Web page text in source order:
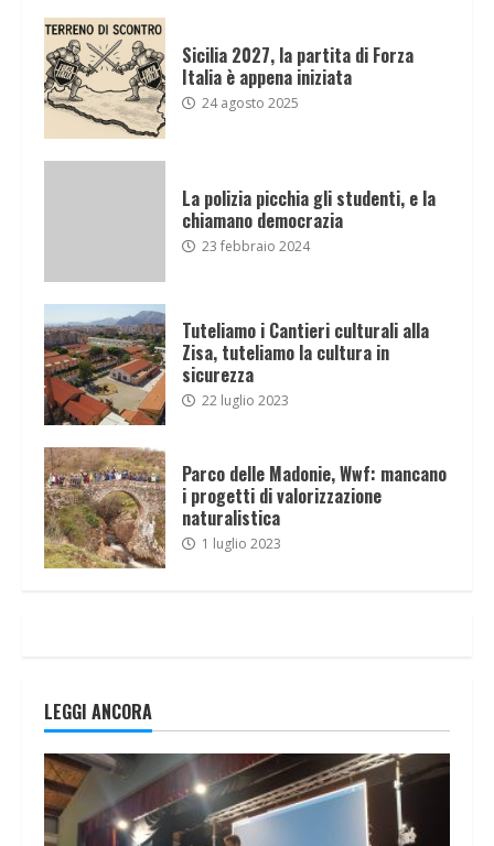
Sicilia 2027, la partita di Forza
Italia è appena iniziata
24 agosto 2025
La polizia picchia gli studenti, e la
chiamano democrazia
23 febbraio 2024
Tuteliamo i Cantieri culturali alla
Zisa, tuteliamo la cultura in
sicurezza
22 luglio 2023
Parco delle Madonie, Wwf: mancano
i progetti di valorizzazione
naturalistica
1 luglio 2023
LEGGI ANCORA